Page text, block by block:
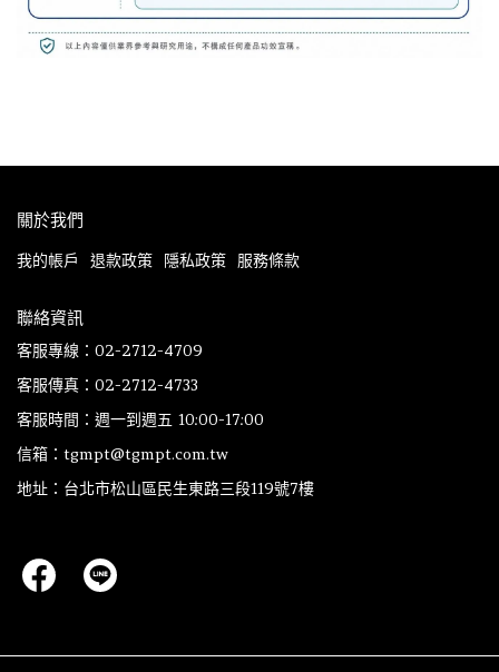
關於我們
我的帳戶 退款政策 隱私政策 服務條款
聯絡資訊
客服專線：02-2712-4709
客服傳真：02-2712-4733
客服時間：週一到週五 10:00-17:00
信箱：tgmpt@tgmpt.com.tw
地址：台北市松山區民生東路三段119號7樓